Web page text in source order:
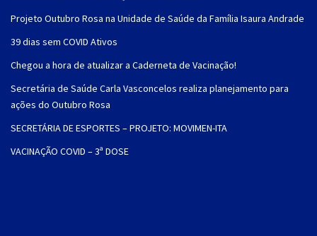
Projeto Outubro Rosa na Unidade de Saúde da Família Isaura Andrade
39 dias sem COVID Ativos
Chegou a hora de atualizar a Caderneta de Vacinação!
Secretária de Saúde Carla Vasconcelos realiza planejamento para
ações do Outubro Rosa
SECRETÁRIA DE ESPORTES – PROJETO: MOVIMEN-ITA
VACINAÇÃO COVID – 3ª DOSE